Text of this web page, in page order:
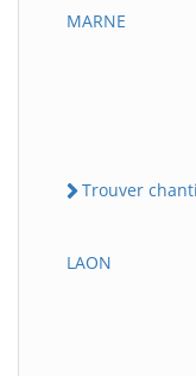
MARNE
Trouver
LAON